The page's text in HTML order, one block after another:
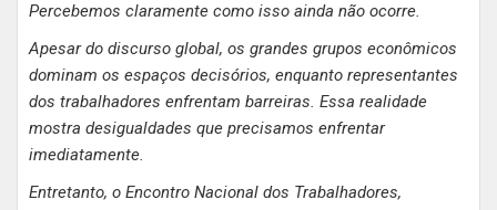
Percebemos claramente como isso ainda não ocorre.
Apesar do discurso global, os grandes grupos econômicos
dominam os espaços decisórios, enquanto representantes
dos trabalhadores enfrentam barreiras. Essa realidade
mostra desigualdades que precisamos enfrentar
imediatamente.
Entretanto, o Encontro Nacional dos Trabalhadores,